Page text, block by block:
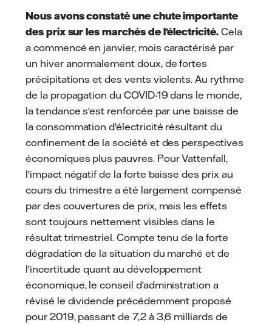
Nous avons constaté une chute importante
des prix sur les marchés de l'électricité.Cela
a commencé en janvier, mois caractérisé par
un hiver anormalement doux, de fortes
précipitations et des vents violents. Au rythme
de la propagation du COVID-19 dans le monde,
la tendance s'est renforcée par une baisse de
la consommation d'électricité résultant du
confinement de la société et des perspectives
économiques plus pauvres. Pour Vattenfall,
l'impact négatif de la forte baisse des prix au
cours du trimestre a été largement compensé
par des couvertures de prix, mais les effets
sont toujours nettement visibles dans le
résultat trimestriel. Compte tenu de la forte
dégradation de la situation du marché et de
l'incertitude quant au développement
économique, le conseil d'administration a
révisé le dividende précédemment proposé
pour 2019, passant de 7,2 à 3,6 milliards de